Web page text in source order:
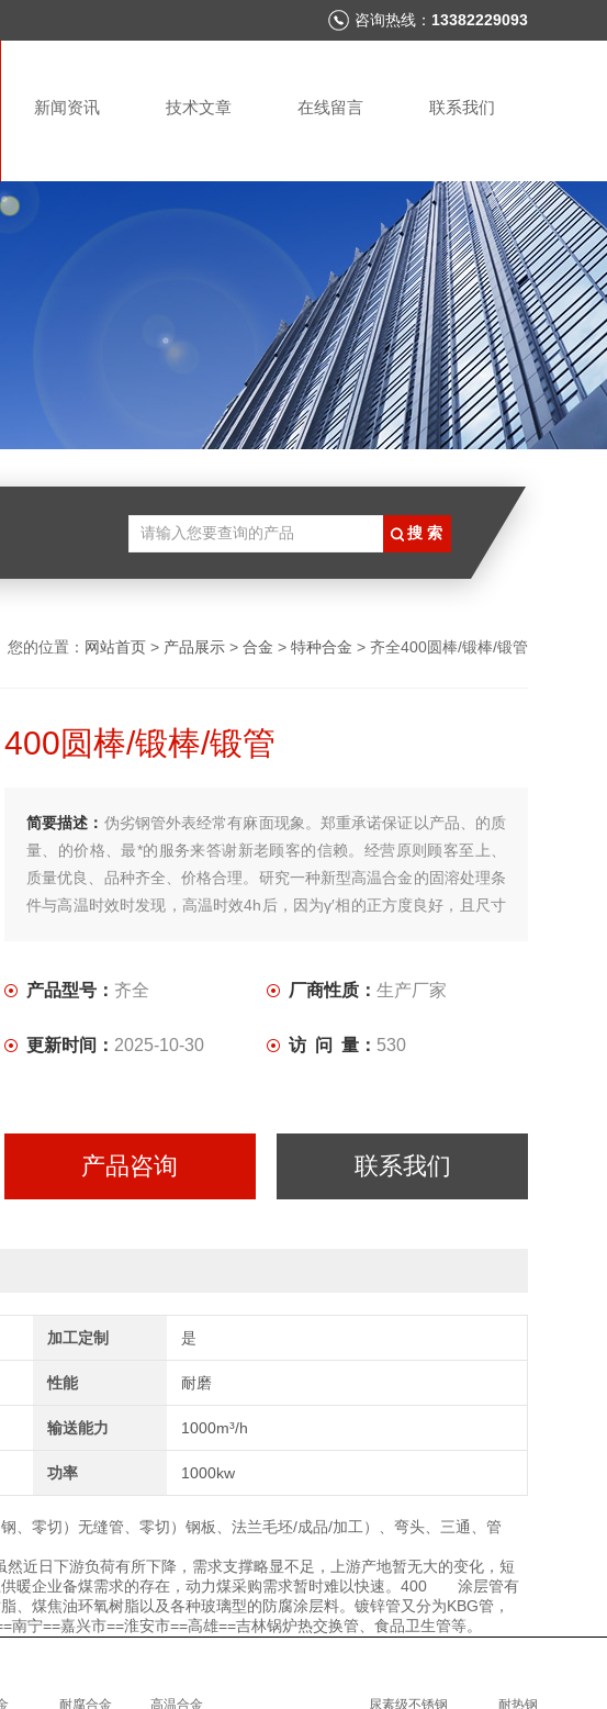
咨询热线： 13382229093
新闻资讯 技术文章 在线留言 联系我们
您的位置： 网站首页 > 产品展示 > 合金 > 特种合金 > 齐全400圆棒/锻棒/锻管
400圆棒/锻棒/锻管
简要描述： 伪劣钢管外表经常有麻面现象。郑重承诺保证以产品、的质
量、的价格、最*的服务来答谢新老顾客的信赖。经营原则顾客至上、
质量优良、品种齐全、价格合理。研究一种新型高温合金的固溶处理条
件与高温时效时发现，高温时效4h后，因为γ′相的正方度良好，且尺寸
产品型号： 齐全 厂商性质： 生产厂家
更新时间： 2025-10-30 访 问 量： 530
产品咨询 联系我们
加工定制 是
性能 耐磨
输送能力 1000m³/h
功率 1000kw
、零切）无缝管、零切）钢板、法兰毛坯/成品/加工）、弯头、三通、管
日下游负荷有所下降，需求支撑略显不足，上游产地暂无大的变化，短
暖企业备煤需求的存在，动力煤采购需求暂时难以快速。400 涂层管有
煤焦油环氧树脂以及各种玻璃型的防腐涂层料。镀锌管又分为KBG管，
宁==嘉兴市==淮安市==高雄==吉林锅炉热交换管、食品卫生管等。
耐腐合金 高温合金 尿素级不锈钢
耐热钢